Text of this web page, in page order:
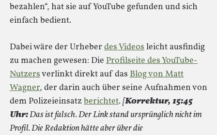
bezahlen“, hat sie auf YouTube gefunden und sich
einfach bedient.
Dabei wäre der Urheber des Videosleicht ausfindig
zu machen gewesen: Die Profilseite des YouTube-
Nutzersverlinkt direkt auf das Blog von Matt
Wagner, der darin auch über seine Aufnahmen von
dem Polizeieinsatzberichtet.[Korrektur, 15:45
Uhr:Das ist falsch. Der Link stand ursprünglich nicht im
Profil. Die Redaktion hätte aber über die